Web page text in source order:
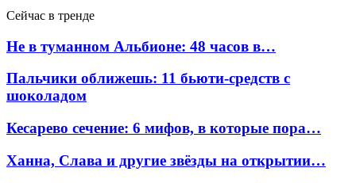
Сейчас в тренде
Не в туманном Альбионе: 48 часов в…
Пальчики оближешь: 11 бьюти-средств с
шоколадом
Кесарево сечение: 6 мифов, в которые пора…
Ханна, Слава и другие звёзды на открытии…